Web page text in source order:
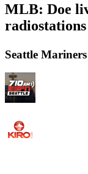
MLB: Doe
radiostations
Seattle Mariners